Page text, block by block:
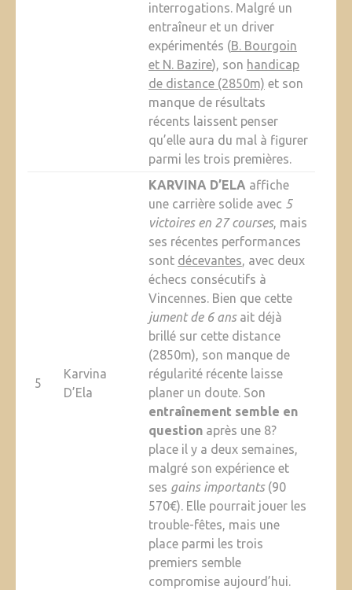
interrogations. Malgré un
entraîneur et un driver
expérimentés (B. Bourgoin
et N. Bazire), son handicap
de distance (2850m) et son
manque de résultats
récents laissent penser
qu’elle aura du mal à figurer
parmi les trois premières.
5
Karvina
D’Ela
KARVINA D’ELA affiche
une carrière solide avec 5
victoires en 27 courses, mais
ses récentes performances
sont décevantes, avec deux
échecs consécutifs à
Vincennes. Bien que cette
jument de 6 ansait déjà
brillé sur cette distance
(2850m), son manque de
régularité récente laisse
planer un doute. Son
entraînement semble en
questionaprès une 8?
place il y a deux semaines,
malgré son expérience et
ses gains importants(90
570€). Elle pourrait jouer les
trouble-fêtes, mais une
place parmi les trois
premiers semble
compromise aujourd’hui.